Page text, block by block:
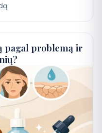
pagal problemą ir